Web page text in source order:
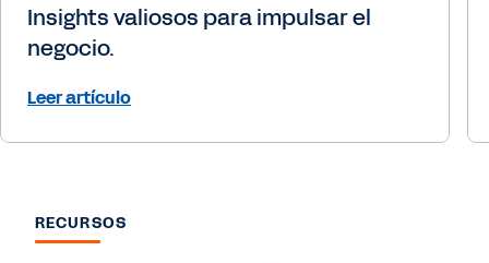
Insights valiosos para impulsar el
negocio.
Leer artículo
RECURSOS